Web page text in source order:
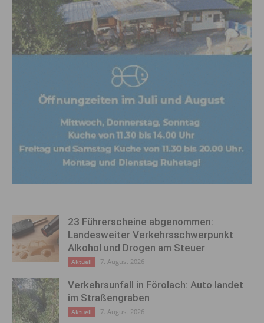
23 Führerscheine abgenommen:
Landesweiter Verkehrsschwerpunkt
Alkohol und Drogen am Steuer
Aktuell 7. August 2026
Verkehrsunfall in Förolach: Auto landet
im Straßengraben
Aktuell 7. August 2026